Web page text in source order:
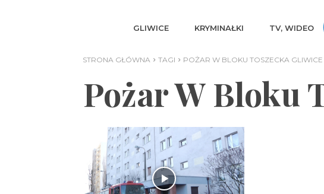
GLIWICE KRYMINAŁKI TV, WIDEO
STRONA GŁÓWNA TAGI POŻAR W BLOKU TOSZECKA GLIWICE
Pożar W Bloku